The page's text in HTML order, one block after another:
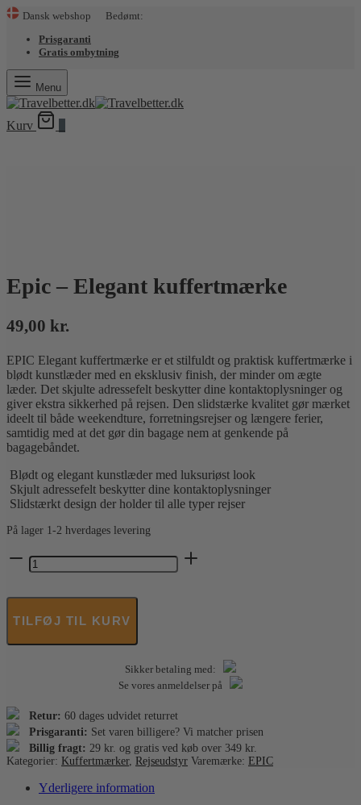
Dansk webshop Bedømt:
Prisgaranti
Gratis ombytning
Menu
Kurv
Epic – Elegant kuffertmærke
49,00 kr.
EPIC Elegant kuffertmærke er et stilfuldt og praktisk kuffertmærke i
blødt kunstlæder med en eksklusiv finish, der minder om ægte
læder. Det skjulte adressefelt beskytter dine kontaktoplysninger og
giver ekstra sikkerhed på rejsen. Den slidstærke kvalitet gør mærket
ideelt til både weekendture, forretningsrejser og længere ferier,
samtidig med at det gør din bagage nem at genkende på
bagagebåndet.
Blødt og elegant kunstlæder med luksuriøst look
Skjult adressefelt beskytter dine kontaktoplysninger
Slidstærkt design der holder til alle typer rejser
På lager 1-2 hverdages levering
Epic
-
kuffertmærke
TILFØJ TIL KURV
Sikker betaling med:
Se vores anmeldelser på
Retur: 60 dages udvidet returret
Prisgaranti: Set varen billigere? Vi matcher prisen
Billig fragt: 29 kr. og gratis ved køb over 349 kr.
Kategorier: Kuffertmærker, Rejseudstyr Varemærke: EPIC
Yderligere information